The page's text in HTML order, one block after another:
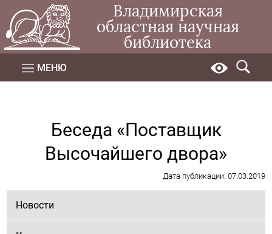
Владимирская
областная научная
библиотека
МЕНЮ
Беседа «Поставщик
Высочайшего двора»
Дата публикации: 07.03.2019
Новости